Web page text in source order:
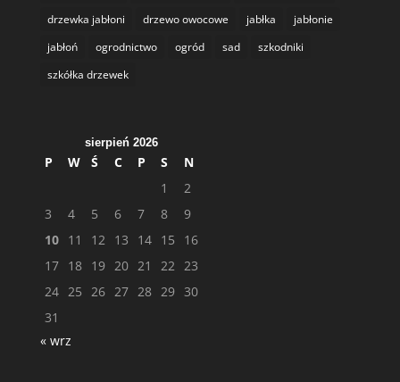
drzewka jabłoni
drzewo owocowe jabłka
jabłonie
jabłoń
ogrodnictwo ogród sad
szkodniki
szkółka drzewek
sierpień 2026
P W Ś C P S
N
1
2
3
4 5 6 7 8
9
10 11 12 13 14 15
16
17 18 19 20 21 22 23
24 25 26 27 28 29 30
31
« wrz